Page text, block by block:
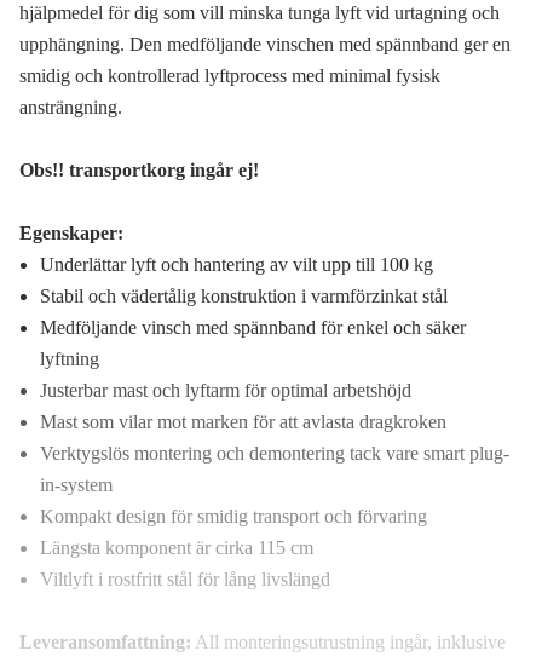
hjälpmedel för dig som vill minska tunga lyft vid urtagning och
upphängning. Den medföljande vinschen med spännband ger en
smidig och kontrollerad lyftprocess med minimal fysisk
ansträngning.
Obs!! transportkorg ingår ej!
Egenskaper:
Underlättar lyft och hantering av vilt upp till 100 kg
Stabil och vädertålig konstruktion i varmförzinkat stål
Medföljande vinsch med spännband för enkel och säker
lyftning
Justerbar mast och lyftarm för optimal arbetshöjd
Mast som vilar mot marken för att avlasta dragkroken
Verktygslös montering och demontering tack vare smart plug-
in-system
Kompakt design för smidig transport och förvaring
Längsta komponent är cirka 115 cm
Viltlyft i rostfritt stål för lång livslängd
Leveransomfattning: All monteringsutrustning ingår, inklusive